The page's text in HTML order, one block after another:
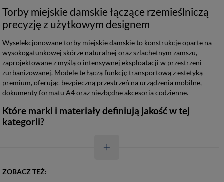
Torby miejskie damskie łączące rzemieślniczą
precyzję z użytkowym designem
Wyselekcjonowane torby miejskie damskie to konstrukcje oparte na
wysokogatunkowej skórze naturalnej oraz szlachetnym zamszu,
zaprojektowane z myślą o intensywnej eksploatacji w przestrzeni
zurbanizowanej. Modele te łączą funkcję transportową z estetyką
premium, oferując bezpieczną przestrzeń na urządzenia mobilne,
dokumenty formatu A4 oraz niezbędne akcesoria codzienne.
Które marki i materiały definiują jakość w tej
kategorii?
ZOBACZ TEŻ: